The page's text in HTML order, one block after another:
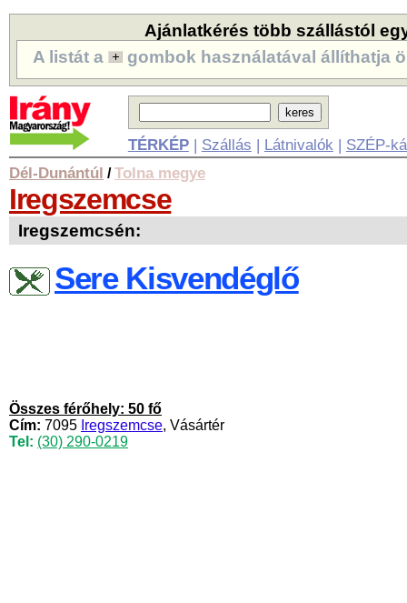
Ajánlatkérés több szállástól
A listát a
gombok használatával állíthatja
TÉRKÉP| Szállás | Látnivalók | SZÉP-
Dél-Dunántúl /Tolna megye
Iregszemcse
Iregszemcsén:
Sere Kisvendéglő
Összes férőhely: 50 fő
Cím: 7095 Iregszemcse, Vásártér
Tel: (30) 290-0219